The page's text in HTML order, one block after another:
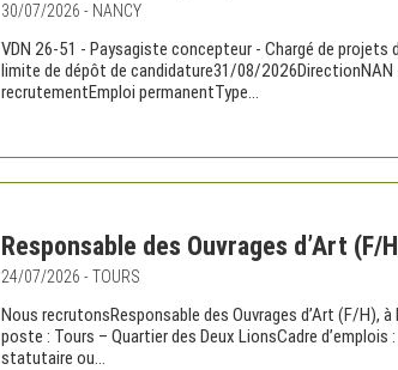
30/07/2026 - NANCY
VDN 26-51 - Paysagiste concepteur - Chargé de projets
limite de dépôt de candidature31/08/2026DirectionNAN -
recrutementEmploi permanentType...
Responsable des Ouvrages d’Art (F/
24/07/2026 - TOURS
Nous recrutonsResponsable des Ouvrages d’Art (F/H),
poste : Tours – Quartier des Deux LionsCadre
statutaire ou...